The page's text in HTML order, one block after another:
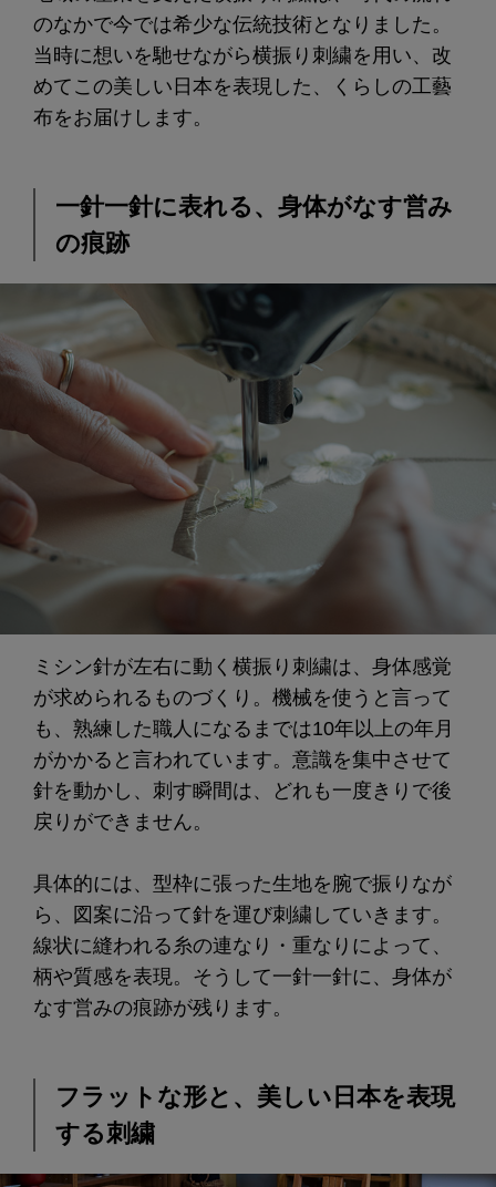
のなかで今では希少な伝統技術となりました。
当時に想いを馳せながら横振り刺繍を用い、改
めてこの美しい日本を表現した、くらしの工藝
布をお届けします。
一針一針に表れる、身体がなす営み
の痕跡
ミシン針が左右に動く横振り刺繍は、身体感覚
が求められるものづくり。機械を使うと言って
も、熟練した職人になるまでは10年以上の年月
がかかると言われています。意識を集中させて
針を動かし、刺す瞬間は、どれも一度きりで後
戻りができません。
具体的には、型枠に張った生地を腕で振りなが
ら、図案に沿って針を運び刺繍していきます。
線状に縫われる糸の連なり・重なりによって、
柄や質感を表現。そうして一針一針に、身体が
なす営みの痕跡が残ります。
フラットな形と、美しい日本を表現
する刺繍